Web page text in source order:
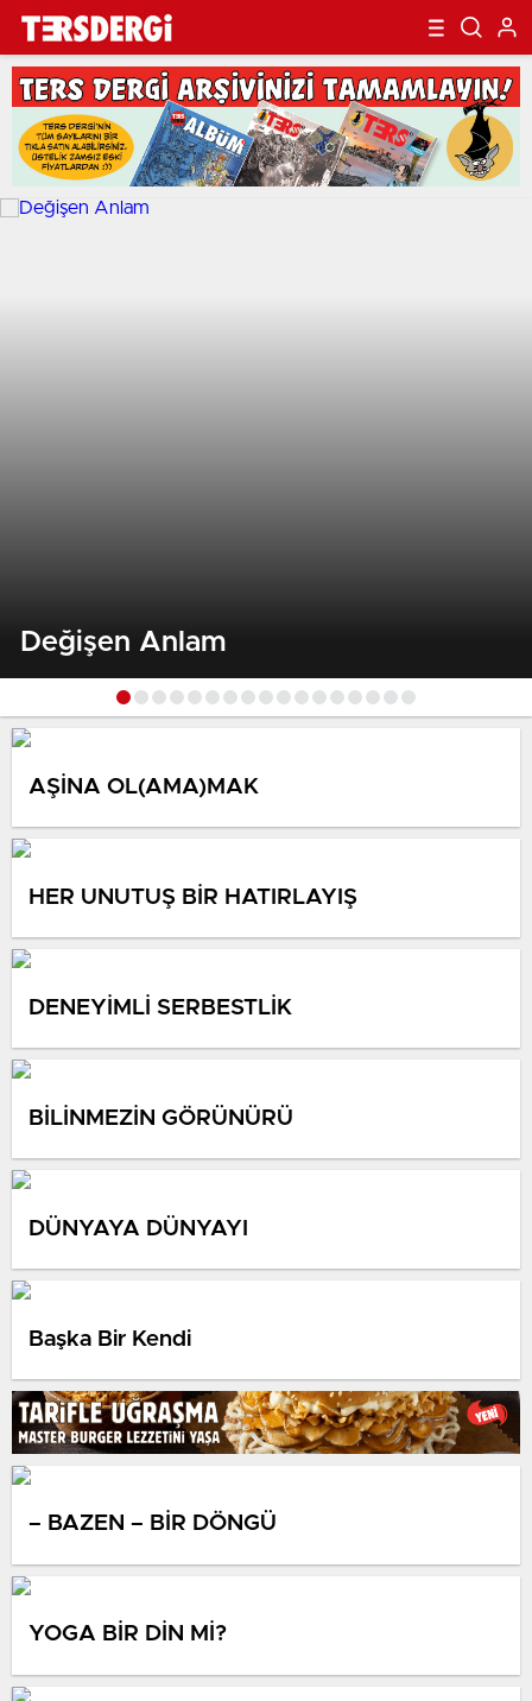
Değişen Anlam
AŞİNA OL(AMA)MAK
HER UNUTUŞ BİR HATIRLAYIŞ
DENEYİMLİ SERBESTLİK
BİLİNMEZİN GÖRÜNÜRÜ
DÜNYAYA DÜNYAYI
Başka Bir Kendi
– BAZEN – BİR DÖNGÜ
YOGA BİR DİN Mİ?